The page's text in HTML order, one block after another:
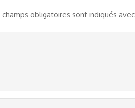
champs obligatoires sont indiqués avec